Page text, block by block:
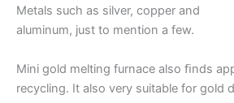
Metals such as silver, copper and
aluminum, just to mention a few.
Mini gold melting furnace also ﬁnds
recycling. It also very suitable for gold